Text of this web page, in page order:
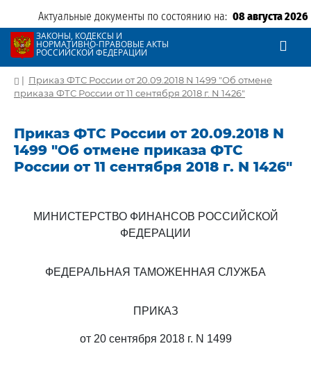
Актуальные документы по состоянию на: 08 августа 2026
ЗАКОНЫ, КОДЕКСЫ И
НОРМАТИВНО-ПРАВОВЫЕ АКТЫ
РОССИЙСКОЙ ФЕДЕРАЦИИ
| Приказ ФТС России от 20.09.2018 N 1499 "Об отмене
приказа ФТС России от 11 сентября 2018 г. N 1426"
Приказ ФТС России от 20.09.2018 N
1499 "Об отмене приказа ФТС
России от 11 сентября 2018 г. N 1426"
МИНИСТЕРСТВО ФИНАНСОВ РОССИЙСКОЙ
ФЕДЕРАЦИИ
ФЕДЕРАЛЬНАЯ ТАМОЖЕННАЯ СЛУЖБА
ПРИКАЗ
от 20 сентября 2018 г. N 1499